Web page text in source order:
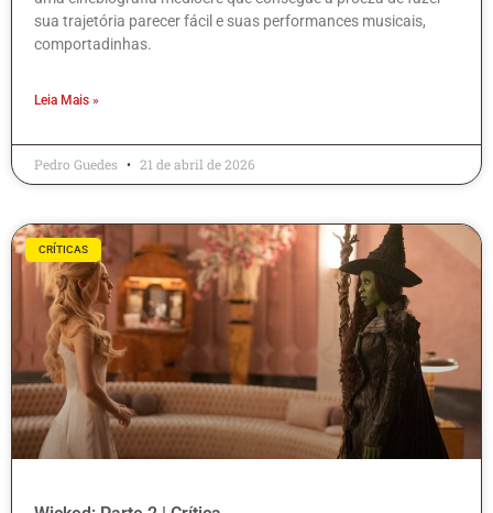
sua trajetória parecer fácil e suas performances musicais,
comportadinhas.
Leia Mais »
Pedro Guedes 21 de abril de 2026
CRÍTICAS